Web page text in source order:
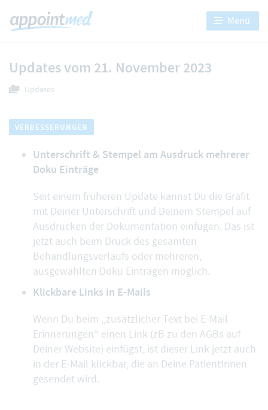
Menü
Updates vom 21. November 2023
Updates
VERBESSERUNGEN
Unterschrift & Stempel am Ausdruck mehrerer
Doku Einträge
Seit einem früheren Update kannst Du die Grafit
mit Deiner Unterschrift und Deinem Stempel auf
Ausdrucken der Dokumentation einfügen. Das ist
jetzt auch beim Druck des gesamten
Behandlungsverlaufs oder mehreren,
ausgewählten Doku Einträgen möglich.
Klickbare Links in E-Mails
Wenn Du beim „zusätzlicher Text bei E-Mail
Erinnerungen“ einen Link (zB zu den AGBs auf
Deiner Website) einfügst, ist dieser Link jetzt auch
in der E-Mail klickbar, die an Deine PatientInnen
gesendet wird.